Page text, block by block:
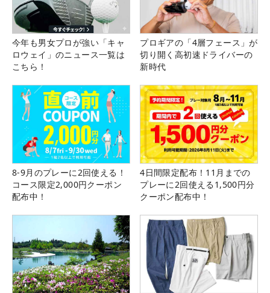
今年も男女プロが強い「キャ
ロウェイ」のニュース一覧は
こちら！
プロギアの「4層フェース」が
切り開く高初速ドライバーの
新時代
8-9月のプレーに2回使える！
コース限定2,000円クーポン
配布中！
4日間限定配布！11月までの
プレーに2回使える1,500円分
クーポン配布中！